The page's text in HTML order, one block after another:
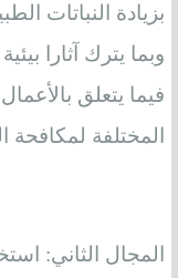
بزيادة النباتات
وبما يترك آثارا
فيما يتعلق
المختلفة لمكافحة
المجال الثاني: